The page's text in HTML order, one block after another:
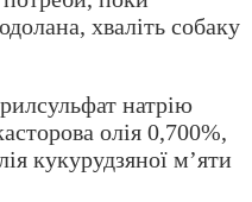
хваліть собаку
натрію
олія 0,700%,
кукурудзяної м’яти